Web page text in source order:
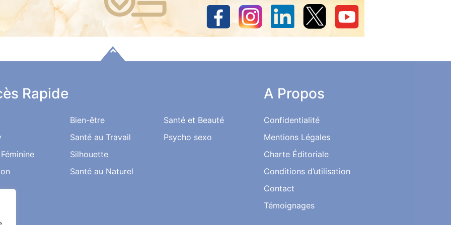
Rapide
Bien-être
Santé au Travail
Silhouette
Santé au Naturel
Santé et Beauté
Psycho sexo
A Propos
Confidentialité
Mentions Légales
Charte Éditoriale
Conditions d’utilisation
Contact
Témoignages